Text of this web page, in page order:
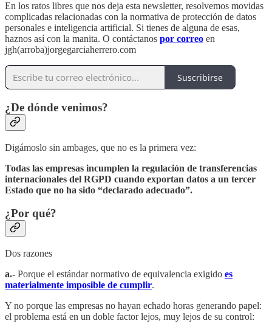
En los ratos libres que nos deja esta newsletter, resolvemos movidas
complicadas relacionadas con la normativa de protección de datos
personales e inteligencia artificial. Si tienes de alguna de esas,
haznos así con la manita. O contáctanos por correo en
jgh(arroba)jorgegarciaherrero.com
Suscribirse
¿De dónde venimos?
Digámoslo sin ambages, que no es la primera vez:
Todas las empresas incumplen la regulación de transferencias
internacionales del RGPD cuando exportan datos a un tercer
Estado que no ha sido “declarado adecuado”.
¿Por qué?
Dos razones
a.- Porque el estándar normativo de equivalencia exigido es
materialmente imposible de cumplir.
Y no porque las empresas no hayan echado horas generando papel:
el problema está en un doble factor lejos, muy lejos de su control: